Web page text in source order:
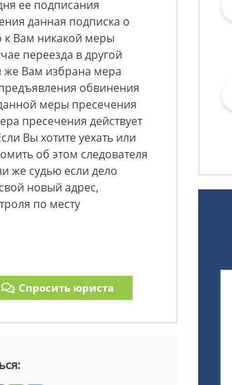
ее подписания
данная подписка о
к Вам никакой меры
переезда в другой
же Вам избрана мера
обвинения
меры пресечения
пресечения действует
Вы хотите уехать или
об этом следователя
же судью если дело
новый адрес,
по месту
Спросить юриста